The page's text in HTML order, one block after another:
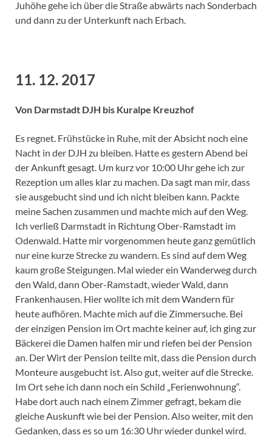
Juhöhe gehe ich über die Straße abwärts nach Sonderbach
und dann zu der Unterkunft nach Erbach.
11. 12. 2017
Von Darmstadt DJH bis Kuralpe Kreuzhof
Es regnet. Frühstücke in Ruhe, mit der Absicht noch eine
Nacht in der DJH zu bleiben. Hatte es gestern Abend bei
der Ankunft gesagt. Um kurz vor 10:00 Uhr gehe ich zur
Rezeption um alles klar zu machen. Da sagt man mir, dass
sie ausgebucht sind und ich nicht bleiben kann. Packte
meine Sachen zusammen und machte mich auf den Weg.
Ich verließ Darmstadt in Richtung Ober-Ramstadt im
Odenwald. Hatte mir vorgenommen heute ganz gemütlich
nur eine kurze Strecke zu wandern. Es sind auf dem Weg
kaum große Steigungen. Mal wieder ein Wanderweg durch
den Wald, dann Ober-Ramstadt, wieder Wald, dann
Frankenhausen. Hier wollte ich mit dem Wandern für
heute aufhören. Machte mich auf die Zimmersuche. Bei
der einzigen Pension im Ort machte keiner auf, ich ging zur
Bäckerei die Damen halfen mir und riefen bei der Pension
an. Der Wirt der Pension teilte mit, dass die Pension durch
Monteure ausgebucht ist. Also gut, weiter auf die Strecke.
Im Ort sehe ich dann noch ein Schild „Ferienwohnung“.
Habe dort auch nach einem Zimmer gefragt, bekam die
gleiche Auskunft wie bei der Pension. Also weiter, mit den
Gedanken, dass es so um 16:30 Uhr wieder dunkel wird.